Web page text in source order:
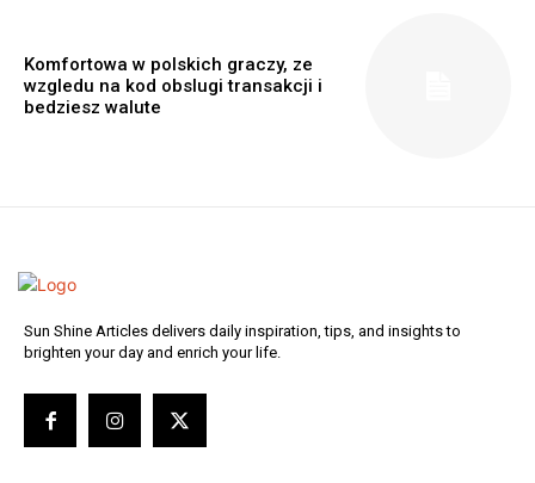
Komfortowa w polskich graczy, ze
wzgledu na kod obslugi transakcji i
bedziesz walute
Sun Shine Articles delivers daily inspiration, tips, and insights to
brighten your day and enrich your life.